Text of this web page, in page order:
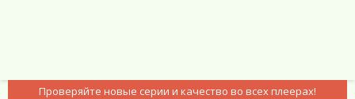
Проверяйте новые серии и качество во всех плеерах!